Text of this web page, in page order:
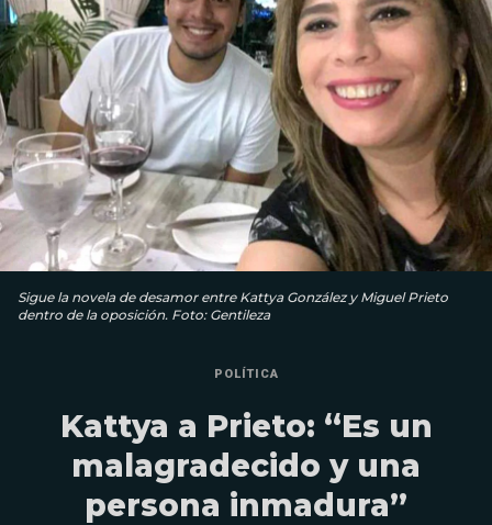
Sigue la novela de desamor entre Kattya González y Miguel Prieto
dentro de la oposición. Foto: Gentileza
POLÍTICA
Kattya a Prieto: “Es un
malagradecido y una
persona inmadura”